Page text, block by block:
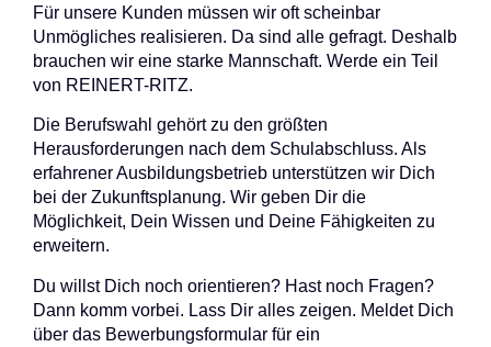
Für unsere Kunden müssen wir oft scheinbar
Unmögliches realisieren. Da sind alle gefragt. Deshalb
brauchen wir eine starke Mannschaft. Werde ein Teil
von REINERT-RITZ.
Die Berufswahl gehört zu den größten
Herausforderungen nach dem Schulabschluss. Als
erfahrener Ausbildungsbetrieb unterstützen wir Dich
bei der Zukunftsplanung. Wir geben Dir die
Möglichkeit, Dein Wissen und Deine Fähigkeiten zu
erweitern.
Du willst Dich noch orientieren? Hast noch Fragen?
Dann komm vorbei. Lass Dir alles zeigen. Meldet Dich
über das Bewerbungsformular für ein